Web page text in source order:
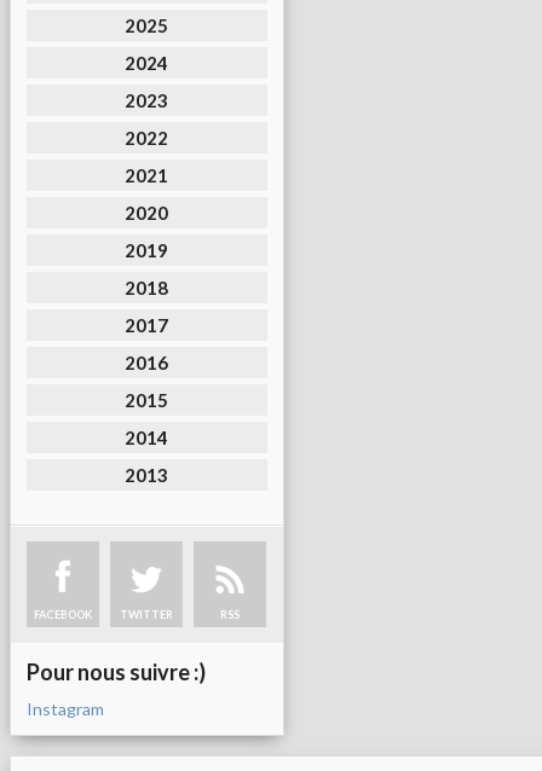
2025
2024
2023
2022
2021
2020
2019
2018
2017
2016
2015
2014
2013
FACEBOOK TWITTER RSS
Pour nous suivre :)
Instagram